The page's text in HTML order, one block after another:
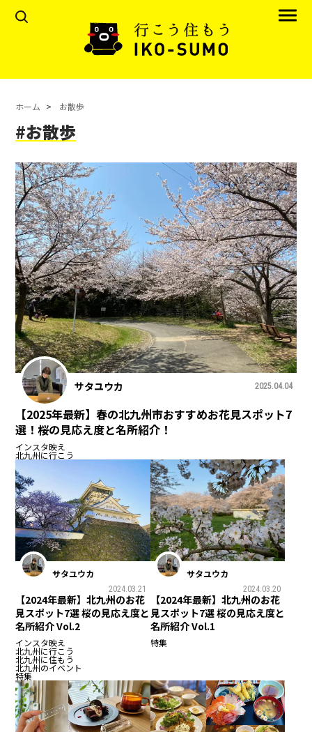
ホーム お散歩
#お散歩
サタユウカ 2025.04.04
【2025年最新】春の北九州市おすすめお花見スポット7
選！桜の見応え度と名所紹介！
インスタ映え
北九州に行こう
サタユウカ
2024.03.21
【2024年最新】北九州のお花
見スポット7選 桜の見応え度と
名所紹介 Vol.2
インスタ映え
北九州に行こう
北九州に住もう
北九州のイベント
特集
サタユウカ
2024.03.20
【2024年最新】北九州のお花
見スポット7選 桜の見応え度と
名所紹介 Vol.1
特集